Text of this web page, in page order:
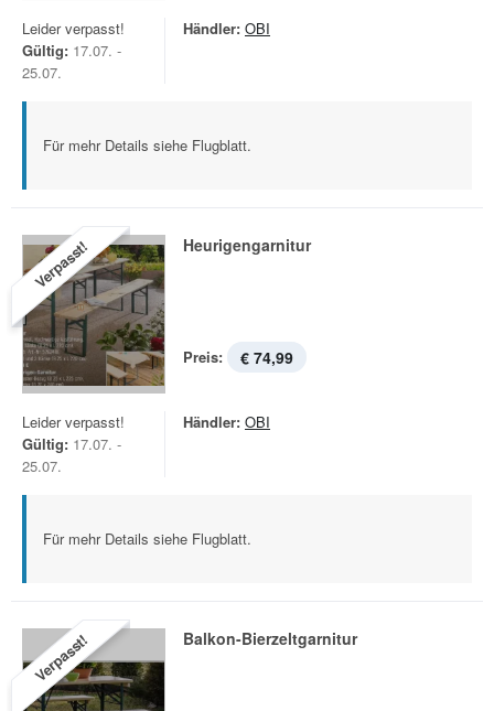
Leider verpasst!
Gültig: 17.07. -
25.07.
Händler: OBI
Für mehr Details siehe Flugblatt.
Verpasst! Heurigengarnitur
Preis: € 74,99
Leider verpasst!
Gültig: 17.07. -
25.07.
Händler: OBI
Für mehr Details siehe Flugblatt.
Verpasst! Balkon-Bierzeltgarnitur